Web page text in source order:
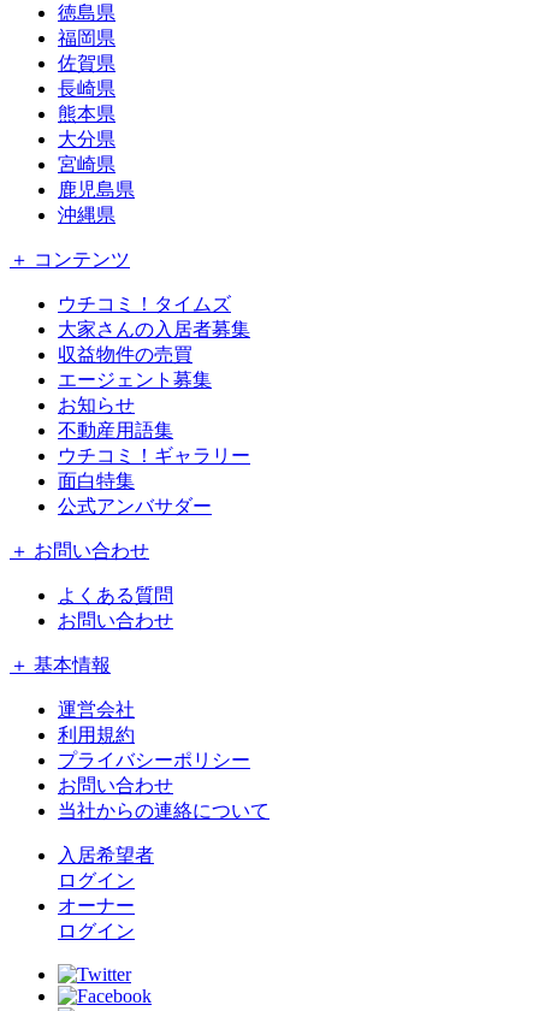
徳島県
福岡県
佐賀県
長崎県
熊本県
大分県
宮崎県
鹿児島県
沖縄県
＋ コンテンツ
ウチコミ！タイムズ
大家さんの入居者募集
収益物件の売買
エージェント募集
お知らせ
不動産用語集
ウチコミ！ギャラリー
面白特集
公式アンバサダー
＋ お問い合わせ
よくある質問
お問い合わせ
＋ 基本情報
運営会社
利用規約
プライバシーポリシー
お問い合わせ
当社からの連絡について
入居希望者
ログイン
オーナー
ログイン